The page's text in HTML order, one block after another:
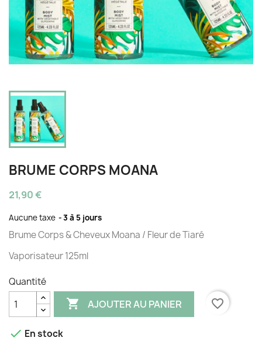
BRUME CORPS MOANA
21,90 €
Aucune taxe 3 à 5 jours
Brume Corps & Cheveux Moana / Fleur de Tiaré
Vaporisateur 125ml
Quantité
 AJOUTER AU PANIER favorite_border
 En stock